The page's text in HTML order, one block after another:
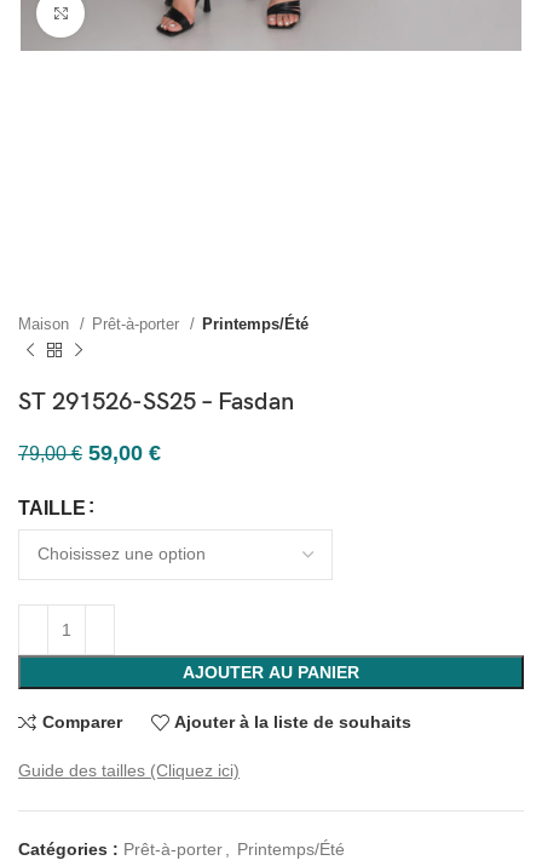
Cliquez pour agrandir
Maison Prêt-à-porter Printemps/Été
ST 291526-SS25 – Fasdan
79,00€ 59,00 €
TAILLE
AJOUTER AU PANIER
Comparer Ajouter à la liste de souhaits
Guide des tailles (Cliquez ici)
Catégories : Prêt-à-porter Printemps/Été